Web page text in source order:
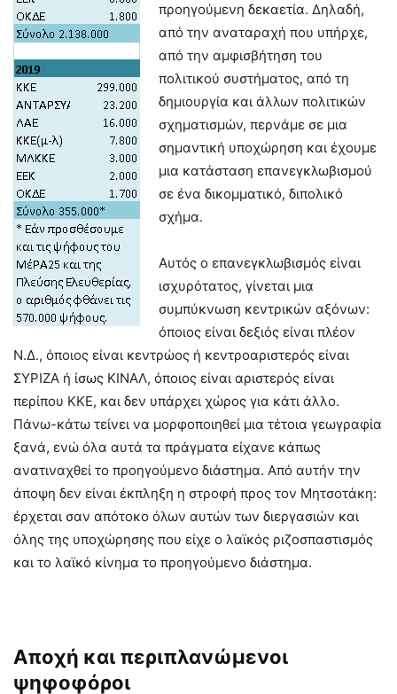
προηγούμενη δεκαετία. Δηλαδή,
από την αναταραχή που υπήρχε,
από την αμφισβήτηση του
πολιτικού συστήματος, από τη
δημιουργία και άλλων πολιτικών
σχηματισμών, περνάμε σε μια
σημαντική υποχώρηση και έχουμε
μια κατάσταση επανεγκλωβισμού
σε ένα δικομματικό, διπολικό
σχήμα.
Αυτός ο επανεγκλωβισμός είναι
ισχυρότατος, γίνεται μια
συμπύκνωση κεντρικών αξόνων:
όποιος είναι δεξιός είναι πλέον
Ν.Δ., όποιος είναι κεντρώος ή κεντροαριστερός είναι
ΣΥΡΙΖΑ ή ίσως ΚΙΝΑΛ, όποιος είναι αριστερός είναι
περίπου ΚΚΕ, και δεν υπάρχει χώρος για κάτι άλλο.
Πάνω-κάτω τείνει να μορφοποιηθεί μια τέτοια γεωγραφία
ξανά, ενώ όλα αυτά τα πράγματα είχανε κάπως
ανατιναχθεί το προηγούμενο διάστημα. Από αυτήν την
άποψη δεν είναι έκπληξη η στροφή προς τον Μητσοτάκη:
έρχεται σαν απότοκο όλων αυτών των διεργασιών και
όλης της υποχώρησης που είχε ο λαϊκός ριζοσπαστισμός
και το λαϊκό κίνημα το προηγούμενο διάστημα.
Αποχή και περιπλανώμενοι
ψηφοφόροι